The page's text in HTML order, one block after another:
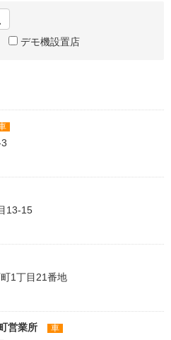
デモ機設置店
13-15
1丁目21番地
営業所 車